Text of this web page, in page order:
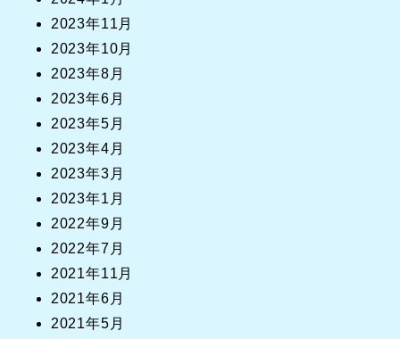
2023年11月
2023年10月
2023年8月
2023年6月
2023年5月
2023年4月
2023年3月
2023年1月
2022年9月
2022年7月
2021年11月
2021年6月
2021年5月